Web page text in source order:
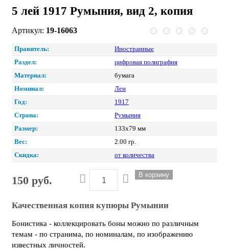
5 лей 1917 Румыния, вид 2, копия
Артикул: 19-16063
Правитель:
Иностранные
Раздел:
цифровая полиграфия
Материал:
бумага
Номинал:
Леи
Год:
1917
Страна:
Румыния
Размер:
133х79 мм
Вес:
2.00 гр.
Скидка:
от количества
150 руб.
Качественная копия купюры Румынии
Бонистика - коллекцировать боны можно по различным
темам - по странима, по номиналам, по изображению
известных личностей.